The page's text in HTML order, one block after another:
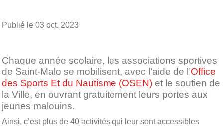
Publié le 03 oct. 2023
Chaque année scolaire, les associations sportives
de Saint-Malo se mobilisent, avec l’aide de l’Office
des Sports Et du Nautisme (OSEN) et le soutien de
la Ville, en ouvrant gratuitement leurs portes aux
jeunes malouins.
Ainsi, c’est plus de 40 activités qui leur sont accessibles